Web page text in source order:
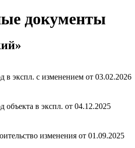
документы
в экспл. с изменением от 03.02.2026
объекта в экспл. от 04.12.2025
изменения от 01.09.2025